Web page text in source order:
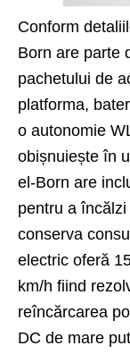
Conform
Born are parte
pachetului de
platforma,
o autonomie
obișnuiește în
el-Born are
pentru a
conserva
electric oferă
km/h fiind
reîncărcarea
DC de mare